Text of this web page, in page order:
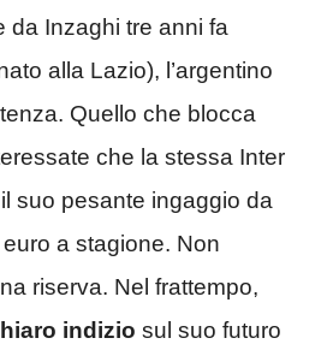
da Inzaghi tre anni fa
alla Lazio), l’argentino
Quello che blocca
che la stessa Inter
suo pesante ingaggio da
a stagione. Non
riserva. Nel frattempo,
indizio sul suo futuro